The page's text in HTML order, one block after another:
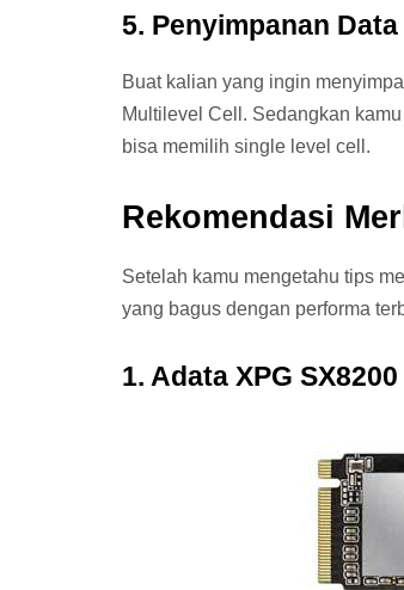
5. Penyimpanan Data
Buat kalian yang ingin
Multilevel Cell. Sedangkan
bisa memilih single level cell.
Rekomendasi
Setelah kamu mengetahu tips
yang bagus dengan performa
1. Adata XPG